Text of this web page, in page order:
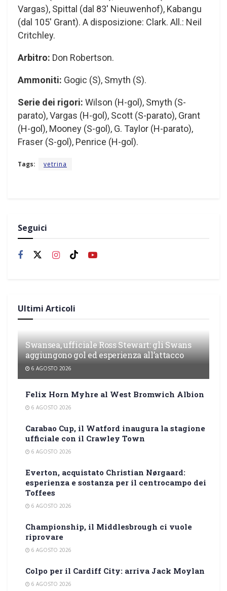
Vargas), Spittal (dal 83′ Nieuwenhof), Kabangu
(dal 105′ Grant). A disposizione: Clark. All.: Neil
Critchley.
Arbitro: Don Robertson.
Ammoniti: Gogic (S), Smyth (S).
Serie dei rigori: Wilson (H-gol), Smyth (S-
parato), Vargas (H-gol), Scott (S-parato), Grant
(H-gol), Mooney (S-gol), G. Taylor (H-parato),
Fraser (S-gol), Penrice (H-gol).
Tags: vetrina
Seguici
Ultimi Articoli
Swansea, ufficiale Ross Stewart: gli Swans
aggiungono gol ed esperienza all’attacco
6 AGOSTO 2026
Felix Horn Myhre al West Bromwich Albion
6 AGOSTO 2026
Carabao Cup, il Watford inaugura la stagione
ufficiale con il Crawley Town
6 AGOSTO 2026
Everton, acquistato Christian Nørgaard:
esperienza e sostanza per il centrocampo dei
Toffees
6 AGOSTO 2026
Championship, il Middlesbrough ci vuole
riprovare
6 AGOSTO 2026
Colpo per il Cardiff City: arriva Jack Moylan
6 AGOSTO 2026